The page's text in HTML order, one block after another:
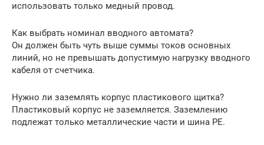
использовать только медный провод.
Как выбрать номинал вводного автомата?
Он должен быть чуть выше суммы токов основных
линий, но не превышать допустимую нагрузку вводного
кабеля от счетчика.
Нужно ли заземлять корпус пластикового щитка?
Пластиковый корпус не заземляется. Заземлению
подлежат только металлические части и шина PE.